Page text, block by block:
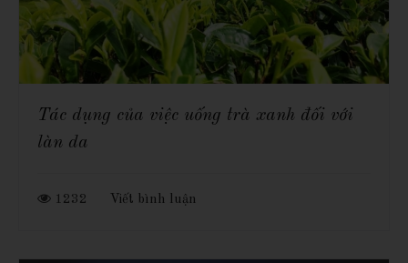
Tác dụng của việc uống trà xanh đối với
làn da
1232 Viết bình luận